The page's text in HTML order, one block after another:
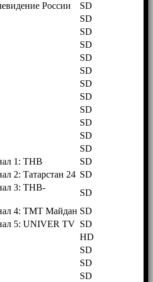
России
SD
SD
SD
SD
SD
SD
SD
SD
SD
SD
SD
SD
1: ТНВ
SD
2: Татарстан 24 SD
3: ТНВ-
SD
4: ТМТ Майдан SD
5: UNIVER TV SD
HD
SD
SD
SD